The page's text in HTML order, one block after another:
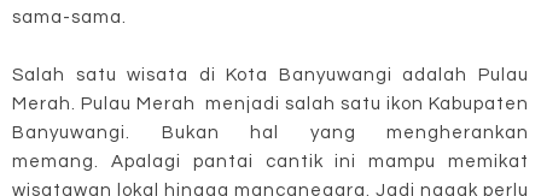
sama-sama.
Salah satu wisata di Kota Banyuwangi adalah Pulau
Merah. Pulau Merah menjadi salah satu ikon Kabupaten
Banyuwangi. Bukan hal yang mengherankan
memang. Apalagi pantai cantik ini mampu memikat
wisatawan lokal hingga mancanegara. Jadi nggak perlu